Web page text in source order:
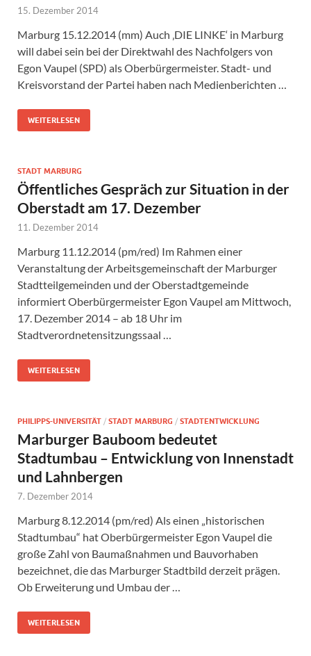
15. Dezember 2014
Marburg 15.12.2014 (mm) Auch ‚DIE LINKE‘ in Marburg
will dabei sein bei der Direktwahl des Nachfolgers von
Egon Vaupel (SPD) als Oberbürgermeister. Stadt- und
Kreisvorstand der Partei haben nach Medienberichten …
WEITERLESEN
STADT MARBURG
Öffentliches Gespräch zur Situation in der
Oberstadt am 17. Dezember
11. Dezember 2014
Marburg 11.12.2014 (pm/red) Im Rahmen einer
Veranstaltung der Arbeitsgemeinschaft der Marburger
Stadtteilgemeinden und der Oberstadtgemeinde
informiert Oberbürgermeister Egon Vaupel am Mittwoch,
17. Dezember 2014 – ab 18 Uhr im
Stadtverordnetensitzungssaal …
WEITERLESEN
PHILIPPS-UNIVERSITÄT / STADT MARBURG / STADTENTWICKLUNG
Marburger Bauboom bedeutet
Stadtumbau – Entwicklung von Innenstadt
und Lahnbergen
7. Dezember 2014
Marburg 8.12.2014 (pm/red) Als einen „historischen
Stadtumbau“ hat Oberbürgermeister Egon Vaupel die
große Zahl von Baumaßnahmen und Bauvorhaben
bezeichnet, die das Marburger Stadtbild derzeit prägen.
Ob Erweiterung und Umbau der …
WEITERLESEN